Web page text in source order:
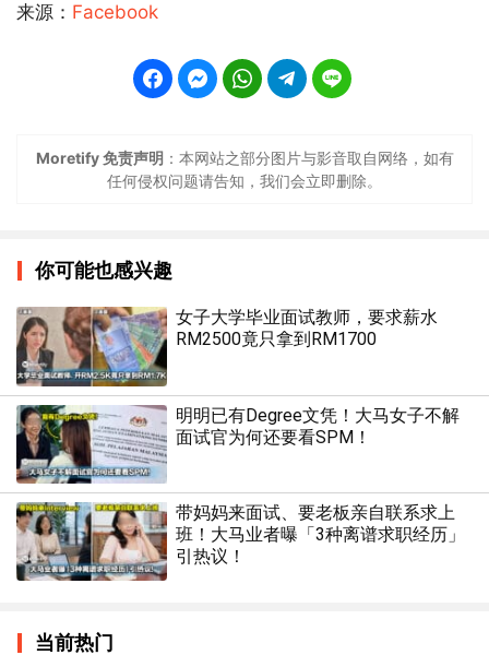
来源： Facebook
Moretify 免责声明 ：本网站之部分图片与影音取自网络，如有
任何侵权问题请告知，我们会立即删除。
你可能也感兴趣
女子大学毕业面试教师，要求薪水
RM2500竟只拿到RM1700
明明已有Degree文凭！大马女子不解
面试官为何还要看SPM！
带妈妈来面试、要老板亲自联系求上
班！大马业者曝「3种离谱求职经历」
引热议！
当前热门